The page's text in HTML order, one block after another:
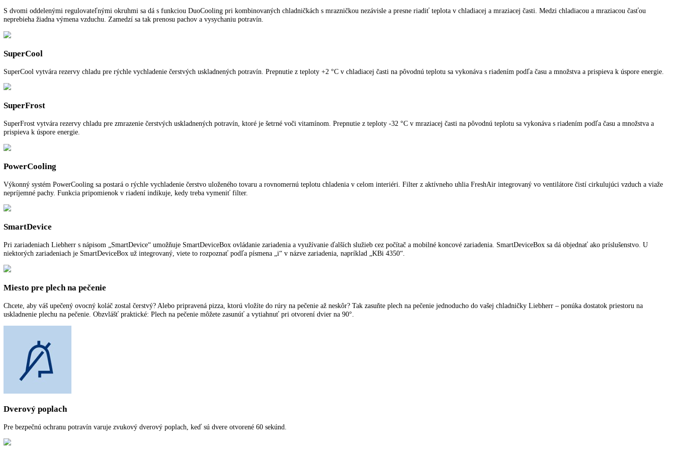
Spotreba energie za rok:198,60 kWh/ročne
Pre viac informácií o 5 ročnej záruke na spotrebiče LIEBHERR
DuoCooling
S dvomi oddelenými regulovateľnými okruhmi sa dá s funkciou DuoCooling pri kombinovaných chladničkách s mrazničkou nezávisle a presne riadiť teplota v chladiacej a mraziacej časti. Medzi chladiacou a
neprebieha žiadna výmena vzduchu. Zamedzí sa tak prenosu pachov a vysychaniu potravín.
SuperCool
SuperCool vytvára rezervy chladu pre rýchle vychladenie čerstvých uskladnených potravín. Prepnutie z teploty +2 °C v chladiacej časti na pôvodnú teplotu sa vykonáva s riadením podľa času a množstva a
SuperFrost
SuperFrost vytvára rezervy chladu pre zmrazenie čerstvých uskladnených potravín, ktoré je šetrné voči vitamínom. Prepnutie z teploty -32 °C v mraziacej časti na pôvodnú teplotu sa vykonáva s riadením podľa
Výkonný systém PowerCooling sa postará o rýchle vychladenie čerstvo uloženého tovaru a rovnomernú teplotu chladenia v celom interiéri. Filter z aktívneho uhlia FreshAir integrovaný vo ventilátore čistí
nepríjemné pachy. Funkcia pripomienok v riadení indikuje, kedy treba vymeniť filter.
Pri zariadeniach Liebherr s nápisom „SmartDevice“ umožňuje SmartDeviceBox ovládanie zariadenia a využívanie ďalších služieb cez počítač a mobilné koncové zariadenia. SmartDeviceBox sa dá objednať ako
niektorých zariadeniach je SmartDeviceBox už integrovaný, viete to rozpoznať podľa písmena „i“ v názve zariadenia, napríklad „KBi 4350“.